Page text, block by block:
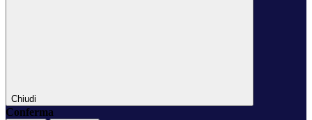
Chiudi
Conferma